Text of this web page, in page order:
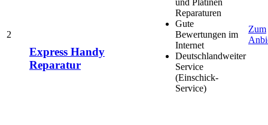
2
Express Handy
Reparatur
Reparaturen
Gute
Bewertungen im
Internet
Deutschlandweiter
Service
(Einschick-
Service)
Zum